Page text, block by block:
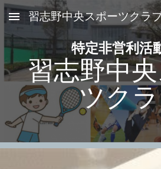
Skip to main content
習志野中央スポーツクラ
特定非営利活
習志野中
ツク